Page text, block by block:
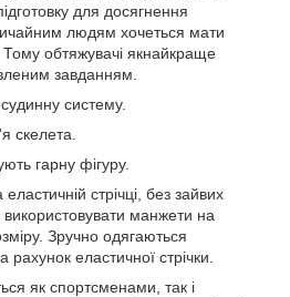
для досягнення
людям хочеться мати
обтяжувачі якнайкраще
завданням.
систему.
скелета.
гарну фігуру.
стрічці, без зайвих
манжети на
Зручно одягаються
рахунок еластичної стрічки.
як спортсменами, так і